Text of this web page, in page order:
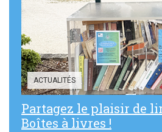
ACTUALITÉS
Partagez le plaisir de
Boîtes à livres !